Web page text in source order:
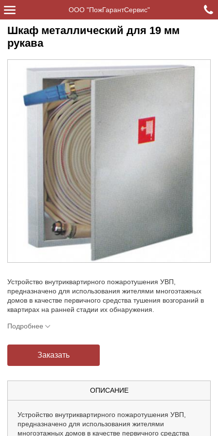
ООО "ПожГарантСервис"
Шкаф металлический для 19 мм
рукава
Устройство внутриквартирного пожаротушения УВП,
предназначено для использования жителями многоэтажных
домов в качестве первичного средства тушения возгораний в
квартирах на ранней стадии их обнаружения.
Подробнее
Заказать
ОПИСАНИЕ
Устройство внутриквартирного пожаротушения УВП,
предназначено для использования жителями
многоэтажных домов в качестве первичного средства